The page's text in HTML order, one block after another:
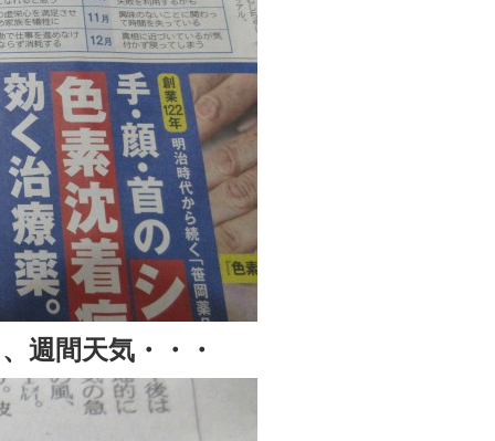
週間天気・・・